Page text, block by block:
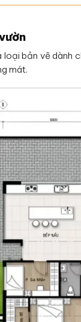
loại bản vẽ dành
mát.